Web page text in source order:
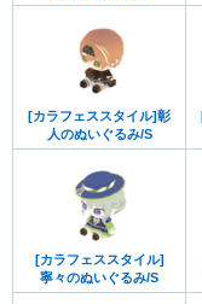
[カラフェススタイル]彰
人のぬいぐるみ/S
[カラフェススタイル]
寧々のぬいぐるみ/S